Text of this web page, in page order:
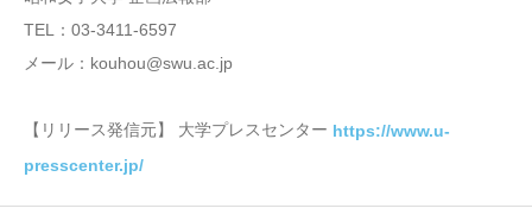
TEL：03-3411-6597
メール：kouhou@swu.ac.jp
【リリース発信元】 大学プレスセンター https://www.u-
presscenter.jp/